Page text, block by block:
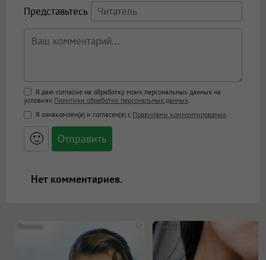
Представьтесь
Поддержка HTML
<b>, <strong>, <u>, <i>, <em>, <s>, <big>,
<small>, <sup>, <sub>, <pre>, <ul>, <ol>, <li>,
<blockquote>, <code> экранирует HTML,
адреса URL автоматически становятся
ссылками, и [img]адрес[/img] будет
Я даю согласие на обработку моих персональных данных на
условиях Политики обработки персональных данных.
Я ознакомлен(а) и согласен(а) с Правилами комментирования.
🙂
Нет комментариев.
i